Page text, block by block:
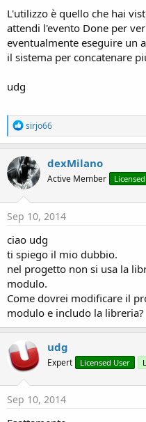
L'utilizzo è quello che hai
attendi l'evento Done per
eventualmente eseguire un
il sistema per concatenare
udg
R
e
a
c
t
i
o
n
s
sirjo66
dexMilano
Active Member
Sep 10, 2014
ciao udg
ti spiego il mio dubbio.
nel progetto non si usa la
modulo.
Come dovrei modificare il
modulo e includo la libreria?
udg
Expert Licensed User
Sep 10, 2014